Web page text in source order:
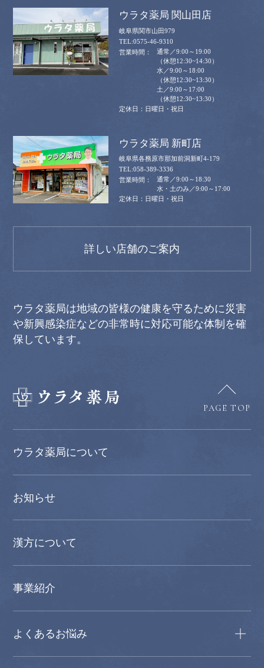
ウラタ薬局 関山田店
岐阜県関市山田979
0575-46-9310
通常／9:00～19:00
（休憩12:30~14:30）
水／9:00～18:00
（休憩12:30~13:30）
土／9:00～17:00
（休憩12:30~13:30）
日曜日・祝日
ウラタ薬局 新町店
岐阜県各務原市那加前洞新町4-179
058-389-3336
通常／9:00～18:30
水・土のみ／9:00～17:00
日曜日・祝日
詳しい店舗のご案内
ウラタ薬局は地域の皆様の健康を守るために災害
や新興感染症などの非常時に対応可能な体制を確
保しています。
PAGE TOP
ウラタ薬局について
お知らせ
漢方について
事業紹介
よくあるお悩み